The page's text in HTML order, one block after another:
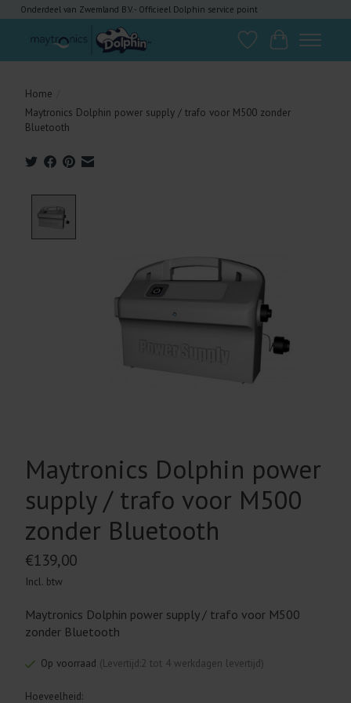
Onderdeel van Zwemland B.V. - Officieel Dolphin service point
VerlanglijstWinkelwagen
Home
Maytronics Dolphin power supply / trafo voor M500 zonder
Bluetooth
Maytronics Dolphin power
supply / trafo voor M500
zonder Bluetooth
€139,00
Incl. btw
Maytronics Dolphin power supply / trafo voor M500
zonder Bluetooth
Op voorraad (Levertijd:2 tot 4 werkdagen levertijd)
Hoeveelheid: